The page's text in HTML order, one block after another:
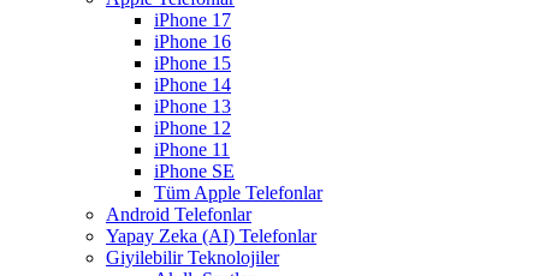
iPhone 17
iPhone 16
iPhone 15
iPhone 14
iPhone 13
iPhone 12
iPhone 11
iPhone SE
Tüm Apple Telefonlar
Android Telefonlar
Yapay Zeka (AI) Telefonlar
Giyilebilir Teknolojiler